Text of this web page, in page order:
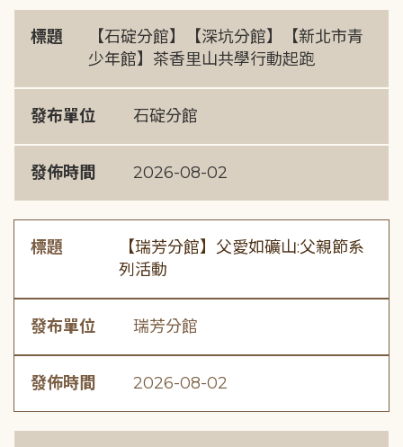
標題
【石碇分館】【深坑分館】【新北市青
少年館】茶香里山共學行動起跑
發布單位 石碇分館
發佈時間 2026-08-02
標題
【瑞芳分館】父愛如礦山:父親節系
列活動
發布單位 瑞芳分館
發佈時間 2026-08-02